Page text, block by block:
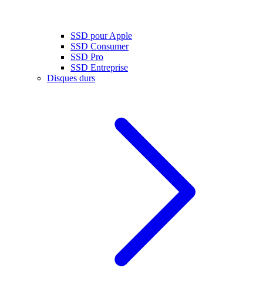
SSD pour Apple
SSD Consumer
SSD Pro
SSD Entreprise
Disques durs